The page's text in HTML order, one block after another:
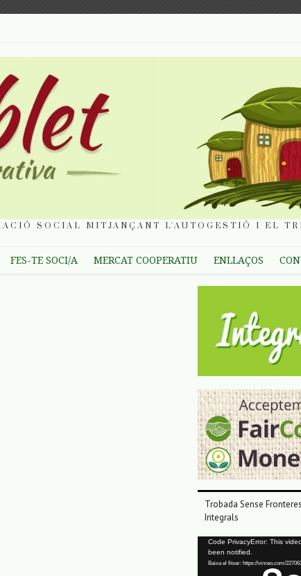
SOCIAL MITJANÇANT L'AUTOGESTIÓ I EL
FES-TE SOCI/A MERCAT COOPERATIU ENLLAÇOS
Trobada Sense
Integrals
Reproductor
vídeo
Code PrivacyError: This
been notified.
Baixa el fitxer: https://vimeo.com/